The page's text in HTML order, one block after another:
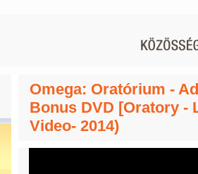
Omega: Oratórium -
Bonus DVD [Oratory -
Video- 2014)